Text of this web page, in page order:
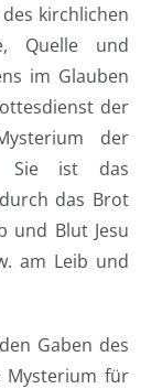
kirchlichen
Quelle und
im Glauben
der
der
Sie ist das
das Brot
und Blut Jesu
am Leib und
Gaben des
Mysterium für